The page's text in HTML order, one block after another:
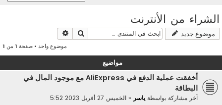
الشراء من الأنترنت
موضوع جديد بحث
موضوع واحد • صفحة 1 من 1
مواضيع
أخفقت عملية الدفع في AliExpress مع موجود المال في
البطاقة
آخر مشاركة بواسطة ياسر « الخميس 27 أفريل 2023 5:52